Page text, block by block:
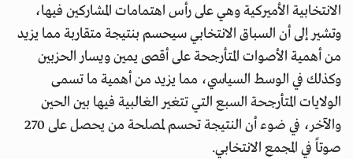
الانتخابية الأميركية وهي على رأس اهتمامات المشاركين فيها،
وتشير إلى أن السباق الانتخابي سيحسم بنتيجة متقاربة مما يزيد
من أهمية الأصوات المتأرجحة على أقصى يمين ويسار الحزبين
وكذلك في الوسط السياسي، مما يزيد من أهمية ما تسمى
الولايات المتأرجحة السبع التي تتغير الغالبية فيها بين الحين
والآخر، في ضوء أن النتيجة تحسم لمصلحة من يحصل على 270
صوتاً في المجمع الانتخابي.